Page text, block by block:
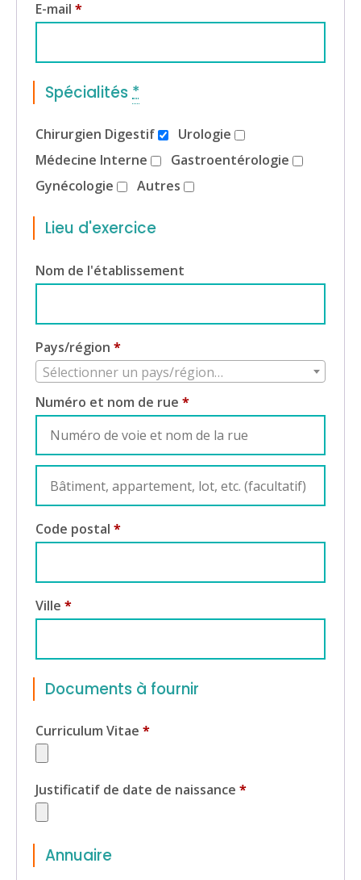
E-mail *
Spécialités*
Chirurgien Digestif
Urologie
Médecine Interne
Gastroentérologie
Gynécologie
Autres
Lieu d'exercice
Nom de l'établissement
Pays/région *
Sélectionner un pays/région…
Numéro et nom de rue *
Appartement,
suite,
unité,
Code postal *
Ville *
Documents à fournir
Curriculum Vitae *
Justificatif de date de naissance *
Annuaire